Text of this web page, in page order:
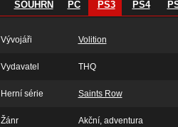
SOUHRN PC PS3 PS4
Vývojáři Volition
Vydavatel THQ
Herní série Saints Row
Žánr Akční, adventura